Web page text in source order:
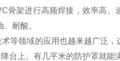
骨架进行高频焊接，效率高、
耐酸。
等领域的应用也越来越广泛
台上。有几平米的防护罩就能